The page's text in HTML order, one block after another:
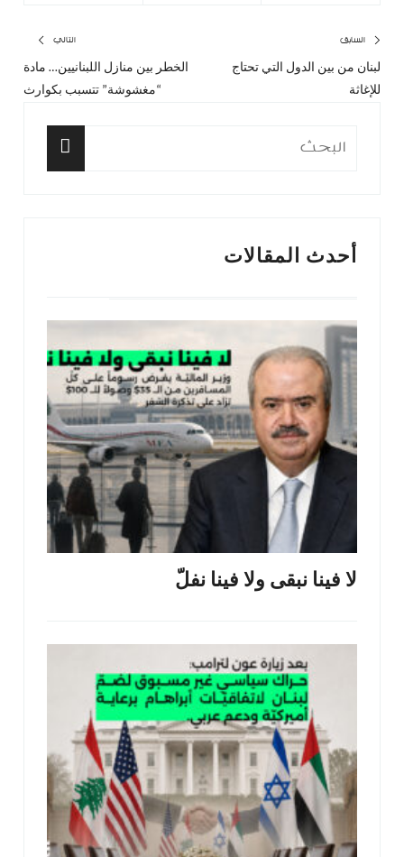
تصفّح
المقالات
السابق
المقال
لبنان من بين الدول التي تحتاج
للإغاثة
التالي
الخطر بين منازل اللبنانيين… مادة
“مغشوشة” تتسبب بكوارث
البحث
أحدث المقالات
لا فينا نبقى ولا فينا نفلّ